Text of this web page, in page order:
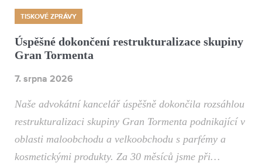
TISKOVÉ ZPRÁVY
Úspěšné dokončení restrukturalizace skupiny
Gran Tormenta
7. srpna 2026
Naše advokátní kancelář úspěšně dokončila rozsáhlou
restrukturalizaci skupiny Gran Tormenta podnikající v
oblasti maloobchodu a velkoobchodu s parfémy a
kosmetickými produkty. Za 30 měsíců jsme při…